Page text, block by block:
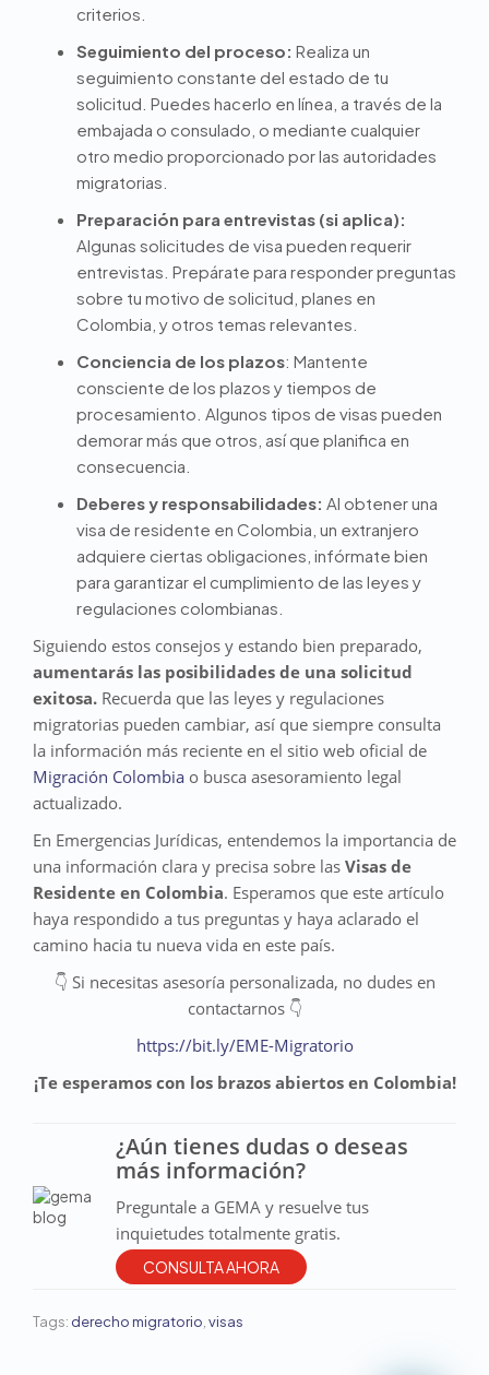
criterios.
Seguimiento del proceso: Realiza un
seguimiento constante del estado de tu
solicitud. Puedes hacerlo en línea, a través de la
embajada o consulado, o mediante cualquier
otro medio proporcionado por las autoridades
migratorias.
Preparación para entrevistas (si aplica):
Algunas solicitudes de visa pueden requerir
entrevistas. Prepárate para responder preguntas
sobre tu motivo de solicitud, planes en
Colombia, y otros temas relevantes.
Conciencia de los plazos: Mantente
consciente de los plazos y tiempos de
procesamiento. Algunos tipos de visas pueden
demorar más que otros, así que planifica en
consecuencia.
Deberes y responsabilidades: Al obtener una
visa de residente en Colombia, un extranjero
adquiere ciertas obligaciones, infórmate bien
para garantizar el cumplimiento de las leyes y
regulaciones colombianas.
Siguiendo estos consejos y estando bien preparado,
aumentarás las posibilidades de una solicitud
exitosa. Recuerda que las leyes y regulaciones
migratorias pueden cambiar, así que siempre consulta
la información más reciente en el sitio web oficial de
Migración Colombia o busca asesoramiento legal
actualizado.
En Emergencias Jurídicas, entendemos la importancia de
una información clara y precisa sobre las Visas de
Residente en Colombia. Esperamos que este artículo
haya respondido a tus preguntas y haya aclarado el
camino hacia tu nueva vida en este país.
👇 Si necesitas asesoría personalizada, no dudes en
contactarnos 👇
https://bit.ly/EME-Migratorio
¡Te esperamos con los brazos abiertos en Colombia!
¿Aún tienes dudas o deseas
más información?
Preguntale a GEMA y resuelve tus
inquietudes totalmente gratis.
CONSULTA AHORA
Tags: derecho migratorio visas